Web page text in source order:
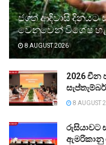
ජගත් ආදිවාසි දිනයට
වෙනුවෙන් විශේෂ
8 AUGUST 2026
2026 චීන
8 AUGUST
රුසියාවට
ඇමරිකානු